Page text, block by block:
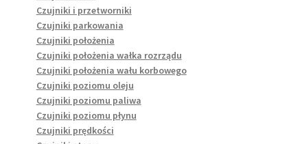
Czujniki i przetworniki
Czujniki parkowania
Czujniki położenia
Czujniki położenia wałka rozrządu
Czujniki położenia wału korbowego
Czujniki poziomu oleju
Czujniki poziomu paliwa
Czujniki poziomu płynu
Czujniki prędkości